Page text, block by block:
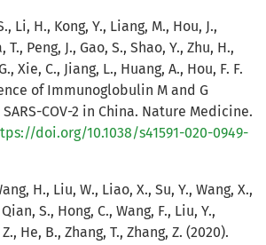
Li, H., Kong, Y., Liang, M., Hou, J.,
T., Peng, J., Gao, S., Shao, Y., Zhu, H.,
Xie, C., Jiang, L., Huang, A., Hou, F. F.
of Immunoglobulin M and G
COV-2 in China. Nature Medicine.
doi.org/10.1038/s41591-020-0949-
H., Liu, W., Liao, X., Su, Y., Wang, X.,
S., Hong, C., Wang, F., Liu, Y.,
He, B., Zhang, T., Zhang, Z. (2020).